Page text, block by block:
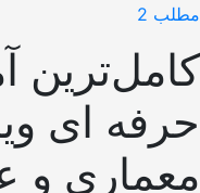
مطلب 2
کامل‌ترین
حرفه ای
معماری و